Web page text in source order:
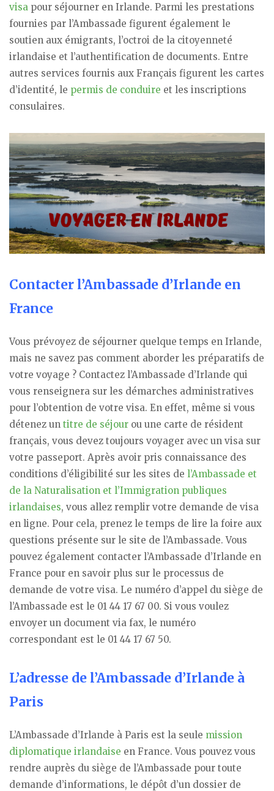
visa pour séjourner en Irlande. Parmi les prestations
fournies par l’Ambassade figurent également le
soutien aux émigrants, l’octroi de la citoyenneté
irlandaise et l’authentification de documents. Entre
autres services fournis aux Français figurent les cartes
d’identité, le permis de conduire et les inscriptions
consulaires.
Contacter l’Ambassade d’Irlande en
France
Vous prévoyez de séjourner quelque temps en Irlande,
mais ne savez pas comment aborder les préparatifs de
votre voyage ? Contactez l’Ambassade d’Irlande qui
vous renseignera sur les démarches administratives
pour l’obtention de votre visa. En effet, même si vous
détenez un titre de séjour ou une carte de résident
français, vous devez toujours voyager avec un visa sur
votre passeport. Après avoir pris connaissance des
conditions d’éligibilité sur les sites de l’Ambassade et
de la Naturalisation et l’Immigration publiques
irlandaises, vous allez remplir votre demande de visa
en ligne. Pour cela, prenez le temps de lire la foire aux
questions présente sur le site de l’Ambassade. Vous
pouvez également contacter l’Ambassade d’Irlande en
France pour en savoir plus sur le processus de
demande de votre visa. Le numéro d’appel du siège de
l’Ambassade est le 01 44 17 67 00. Si vous voulez
envoyer un document via fax, le numéro
correspondant est le 01 44 17 67 50.
L’adresse de l’Ambassade d’Irlande à
Paris
L’Ambassade d’Irlande à Paris est la seule mission
diplomatique irlandaise en France. Vous pouvez vous
rendre auprès du siège de l’Ambassade pour toute
demande d’informations, le dépôt d’un dossier de